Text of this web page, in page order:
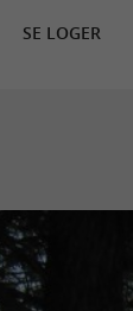
SE LOGER